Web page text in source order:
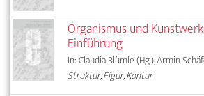
Organismus und
Einführung
In: Claudia Blümle (Hg.), Armin
Struktur, Figur, Kontur